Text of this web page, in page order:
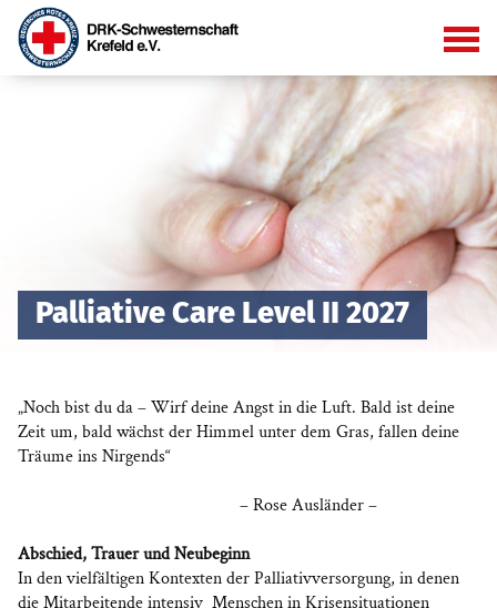
Palliative Care Level II 2027
„Noch bist du da – Wirf deine Angst in die Luft. Bald ist deine
Zeit um, bald wächst der Himmel unter dem Gras, fallen deine
Träume ins Nirgends“
– Rose Ausländer –
Abschied, Trauer und Neubeginn
In den vielfältigen Kontexten der Palliativversorgung, in denen
die Mitarbeitende intensiv Menschen in Krisensituationen